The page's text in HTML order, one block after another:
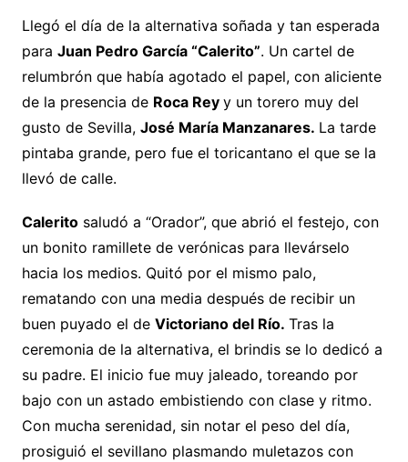
Llegó el día de la alternativa soñada y tan esperada
para Juan Pedro García “Calerito”. Un cartel de
relumbrón que había agotado el papel, con aliciente
de la presencia de Roca Rey y un torero muy del
gusto de Sevilla, José María Manzanares. La tarde
pintaba grande, pero fue el toricantano el que se la
llevó de calle.
Caleritosaludó a “Orador”, que abrió el festejo, con
un bonito ramillete de verónicas para llevárselo
hacia los medios. Quitó por el mismo palo,
rematando con una media después de recibir un
buen puyado el de Victoriano del Río. Tras la
ceremonia de la alternativa, el brindis se lo dedicó a
su padre. El inicio fue muy jaleado, toreando por
bajo con un astado embistiendo con clase y ritmo.
Con mucha serenidad, sin notar el peso del día,
prosiguió el sevillano plasmando muletazos con